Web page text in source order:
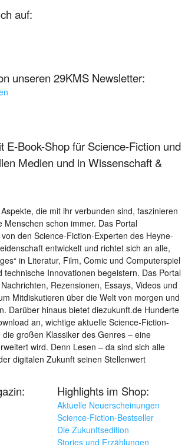
auf:
unseren 29KMS Newsletter:
E-Book-Shop für Science-Fiction und
Medien und in Wissenschaft &
die mit ihr verbunden sind, faszinieren
Menschen schon immer. Das Portal
den Science-Fiction-Experten des Heyne-
entwickelt und richtet sich an alle,
in Literatur, Film, Comic und Computerspiel
technische Innovationen begeistern. Das Portal
Rezensionen, Essays, Videos und
Mitdiskutieren über die Welt von morgen und
Darüber hinaus bietet diezukunft.de Hunderte
an, wichtige aktuelle Science-Fiction-
großen Klassiker des Genres – eine
wird. Denn Lesen – da sind sich alle
digitalen Zukunft seinen Stellenwert
Highlights im Shop:
Aktuelle Neuerscheinungen
Science-Fiction-Bestseller
Die Zukunftsedition
Stories und Erzählungen